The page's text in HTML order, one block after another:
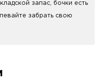
запас, бочки есть
забрать свою